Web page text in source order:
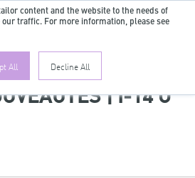
content and the website to the needs of
traffic. For more information, please see
All Decline All
FR
| I-14 O